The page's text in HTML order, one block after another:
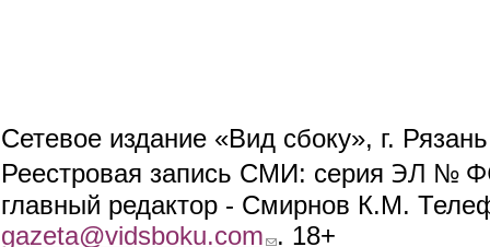
Сетевое издание «Вид сбоку», г.
Реестровая запись СМИ: серия ЭЛ №
главный редактор - Смирнов К.М.
gazeta@vidsboku.com (link sends e-mail)
. 18+